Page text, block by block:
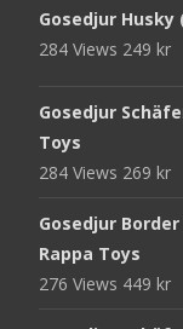
Gosedjur
284 Views 249 kr
Gosedjur
Toys
284 Views 269 kr
Gosedjur
Rappa Toys
276 Views 449 kr